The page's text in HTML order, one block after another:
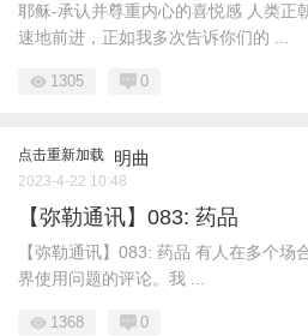
耶稣-承认并尊重内心的喜悦感 人类正
速地前进，正如我多次告诉你们的 ...
1305 0
点击重新加载 明曲
2023-4-22 10:48
【弥勒通讯】083: 药品
【弥勒通讯】083: 药品 有人在多个场
界使用问题的评论。我 ...
1368 0